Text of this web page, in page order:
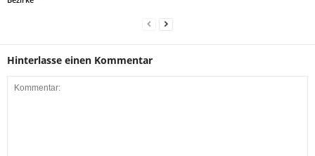
Hinterlasse einen Kommentar